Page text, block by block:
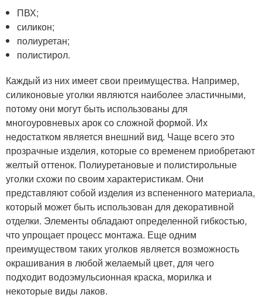
ПВХ;
силикон;
полиуретан;
полистирол.
Каждый из них имеет свои преимущества. Например,
силиконовые уголки являются наиболее эластичными,
потому они могут быть использованы для
многоуровневых арок со сложной формой. Их
недостатком является внешний вид. Чаще всего это
прозрачные изделия, которые со временем приобретают
желтый оттенок. Полиуретановые и полистирольные
уголки схожи по своим характеристикам. Они
представляют собой изделия из вспененного материала,
который может быть использован для декоративной
отделки. Элементы обладают определенной гибкостью,
что упрощает процесс монтажа. Еще одним
преимуществом таких уголков является возможность
окрашивания в любой желаемый цвет, для чего
подходит водоэмульсионная краска, морилка и
некоторые виды лаков.